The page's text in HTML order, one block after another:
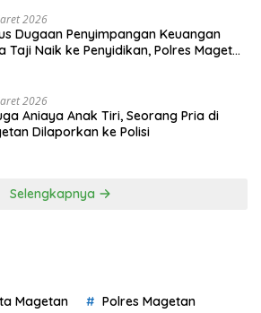
2026
Dugaan Penyimpangan Keuangan
Taji Naik ke Penyidikan, Polres Magetan
2026
Aniaya Anak Tiri, Seorang Pria di
Dilaporkan ke Polisi
Selengkapnya
Magetan Polres Magetan